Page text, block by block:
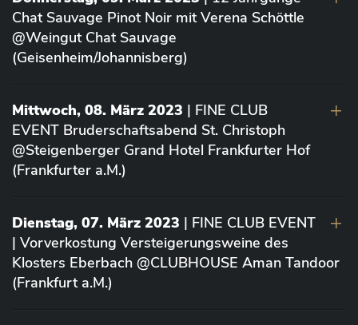
Chat Sauvage Pinot Noir mit Verena Schöttle
@Weingut Chat Sauvage
(Geisenheim/Johannisberg)
Mittwoch, 08. März 2023 | FINE CLUB
EVENT Bruderschaftsabend St. Christoph
@Steigenberger Grand Hotel Frankfurter Hof
(Frankfurter a.M.)
Dienstag, 07. März 2023 | FINE CLUB EVENT
| Vorverkostung Versteigerungsweine des
Klosters Eberbach @CLUBHOUSE Aman Tandoor
(Frankfurt a.M.)